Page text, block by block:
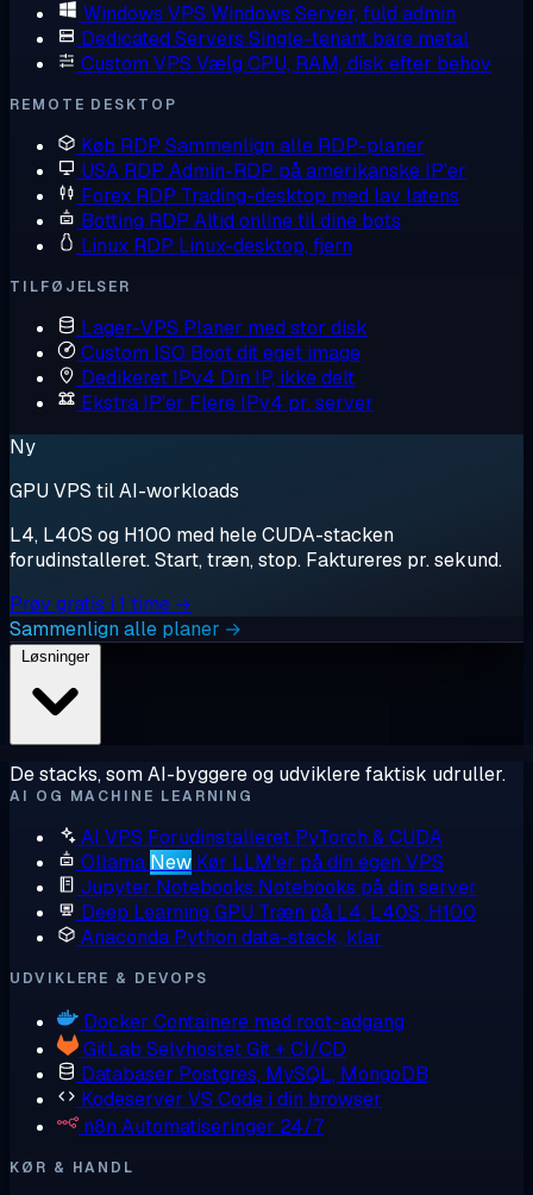
Windows VPS Windows Server, fuld admin
Dedicated Servers Single-tenant bare metal
Custom VPS Vælg CPU, RAM, disk efter behov
REMOTE DESKTOP
Køb RDP Sammenlign alle RDP-planer
USA RDP Admin-RDP på amerikanske IP'er
Forex RDP Trading-desktop med lav latens
Botting RDP Altid online til dine bots
Linux RDP Linux-desktop, fjern
TILFØJELSER
Lager-VPS Planer med stor disk
Custom ISO Boot dit eget image
Dedikeret IPv4 Din IP, ikke delt
Ekstra IP'er Flere IPv4 pr. server
Ny
GPU VPS til AI-workloads
L4, L40S og H100 med hele CUDA-stacken
forudinstalleret. Start, træn, stop. Faktureres pr. sekund.
Prøv gratis i 1 time →
Sammenlign alle planer →
Løsninger
De stacks, som AI-byggere og udviklere faktisk udruller.
AI OG MACHINE LEARNING
AI VPS Forudinstalleret PyTorch & CUDA
Ollama New Kør LLM'er på din egen VPS
Jupyter Notebooks Notebooks på din server
Deep Learning GPU Træn på L4, L40S, H100
Anaconda Python data-stack, klar
UDVIKLERE & DEVOPS
Docker Containere med root-adgang
GitLab Selvhostet Git + CI/CD
Databaser Postgres, MySQL, MongoDB
Kodeserver VS Code i din browser
n8n Automatiseringer 24/7
KØR & HANDL